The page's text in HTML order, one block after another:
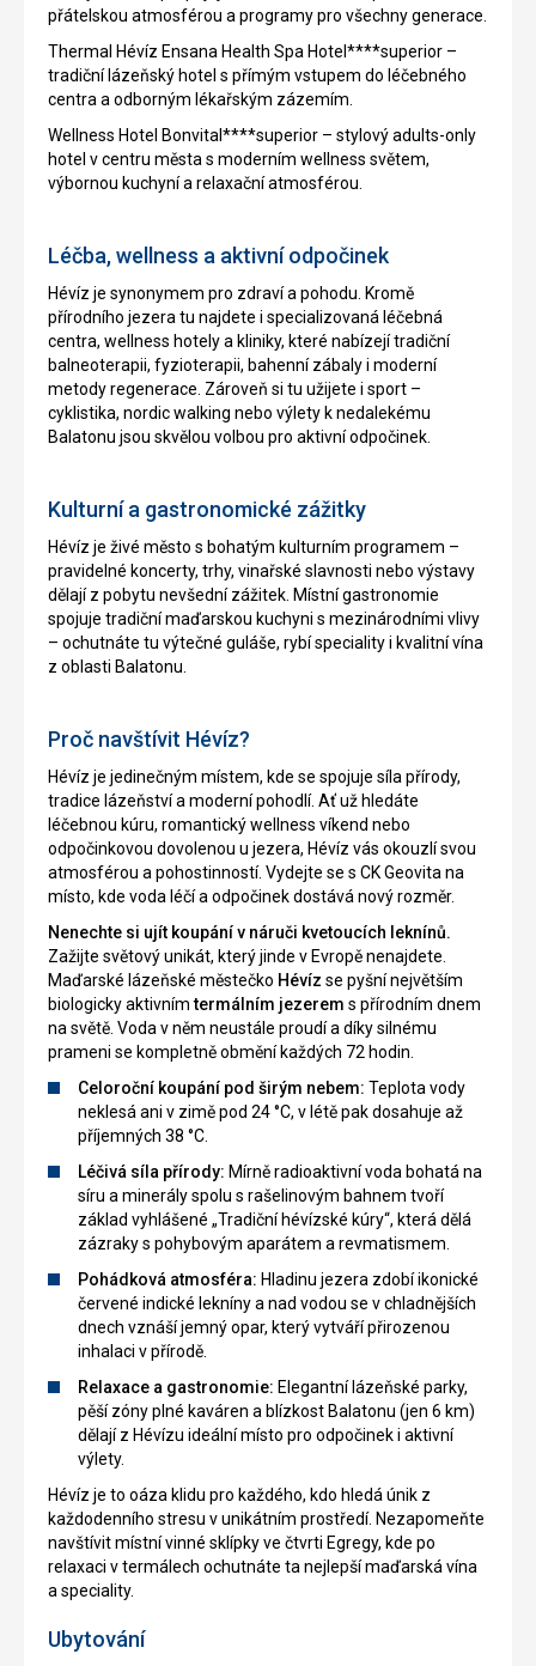
přátelskou atmosférou a programy pro všechny generace.
Thermal Hévíz Ensana Health Spa Hotel****superior –
tradiční lázeňský hotel s přímým vstupem do léčebného
centra a odborným lékařským zázemím.
Wellness Hotel Bonvital****superior – stylový adults-only
hotel v centru města s moderním wellness světem,
výbornou kuchyní a relaxační atmosférou.
Léčba, wellness a aktivní odpočinek
Hévíz je synonymem pro zdraví a pohodu. Kromě
přírodního jezera tu najdete i specializovaná léčebná
centra, wellness hotely a kliniky, které nabízejí tradiční
balneoterapii, fyzioterapii, bahenní zábaly i moderní
metody regenerace. Zároveň si tu užijete i sport –
cyklistika, nordic walking nebo výlety k nedalekému
Balatonu jsou skvělou volbou pro aktivní odpočinek.
Kulturní a gastronomické zážitky
Hévíz je živé město s bohatým kulturním programem –
pravidelné koncerty, trhy, vinařské slavnosti nebo výstavy
dělají z pobytu nevšední zážitek. Místní gastronomie
spojuje tradiční maďarskou kuchyni s mezinárodními vlivy
– ochutnáte tu výtečné guláše, rybí speciality i kvalitní vína
z oblasti Balatonu.
Proč navštívit Hévíz?
Hévíz je jedinečným místem, kde se spojuje síla přírody,
tradice lázeňství a moderní pohodlí. Ať už hledáte
léčebnou kúru, romantický wellness víkend nebo
odpočinkovou dovolenou u jezera, Hévíz vás okouzlí svou
atmosférou a pohostinností. Vydejte se s CK Geovita na
místo, kde voda léčí a odpočinek dostává nový rozměr.
Nenechte si ujít koupání v náruči kvetoucích leknínů.
Zažijte světový unikát, který jinde v Evropě nenajdete.
Maďarské lázeňské městečko Hévíz se pyšní největším
biologicky aktivnímtermálním jezerem s přírodním dnem
na světě. Voda v něm neustále proudí a díky silnému
prameni se kompletně obmění každých 72 hodin.
Celoroční koupání pod širým nebem: Teplota vody
neklesá ani v zimě pod 24 °C, v létě pak dosahuje až
příjemných 38 °C.
Léčivá síla přírody: Mírně radioaktivní voda bohatá na
síru a minerály spolu s rašelinovým bahnem tvoří
základ vyhlášené „Tradiční hévízské kúry“, která dělá
zázraky s pohybovým aparátem a revmatismem.
Pohádková atmosféra: Hladinu jezera zdobí ikonické
červené indické lekníny a nad vodou se v chladnějších
dnech vznáší jemný opar, který vytváří přirozenou
inhalaci v přírodě.
Relaxace a gastronomie: Elegantní lázeňské parky,
pěší zóny plné kaváren a blízkost Balatonu (jen 6 km)
dělají z Hévízu ideální místo pro odpočinek i aktivní
výlety.
Hévíz je to oáza klidu pro každého, kdo hledá únik z
každodenního stresu v unikátním prostředí. Nezapomeňte
navštívit místní vinné sklípky ve čtvrti Egregy, kde po
relaxaci v termálech ochutnáte ta nejlepší maďarská vína
a speciality.
Ubytování